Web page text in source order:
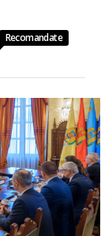
Recomandate